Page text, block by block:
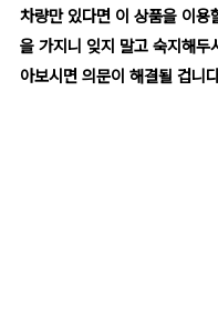
차량만 있다면 이 상품을 이용
을 가지니 잊지 말고 숙지해두
아보시면 의문이 해결될 겁니